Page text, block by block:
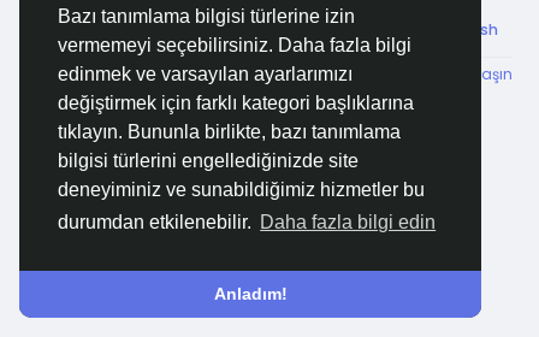
Bazı tanımlama bilgisi türlerine izin
vermemeyi seçebilirsiniz. Daha fazla bilgi
edinmek ve varsayılan ayarlarımızı
değiştirmek için farklı kategori başlıklarına
tıklayın. Bununla birlikte, bazı tanımlama
bilgisi türlerini engellediğinizde site
deneyiminiz ve sunabildiğimiz hizmetler bu
durumdan etkilenebilir. Daha fazla bilgi edin
Anladım!
© 2026 Özelim Turkish
Hakkımızda Koşullar KVKK HSVTP
Bize Ulaşın
Destek Merkezi